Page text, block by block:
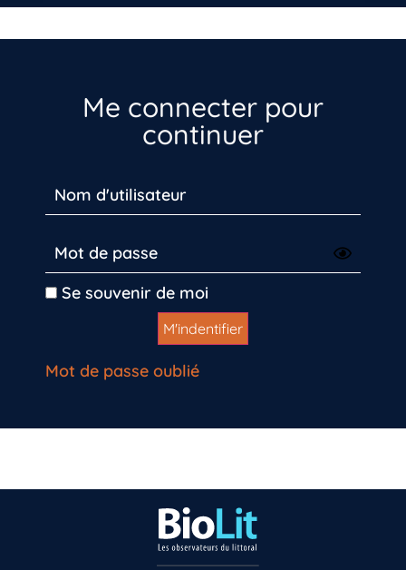
Me connecter pour
continuer
Se souvenir de moi
Mot de passe oublié
Vous n’êtes pas encore inscrit à Biolit ?
Inscrivez-vous dès maintenant